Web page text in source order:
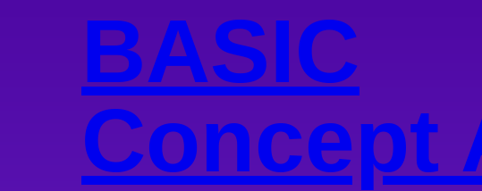
BASIC
Concept